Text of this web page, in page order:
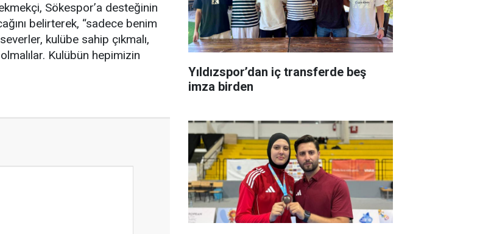
Sökespor’a desteğinin
belirterek, “sadece benim
kulübe sahip çıkmalı,
Kulübün hepimizin
Yıldızspor’dan iç transferde beş
imza birden